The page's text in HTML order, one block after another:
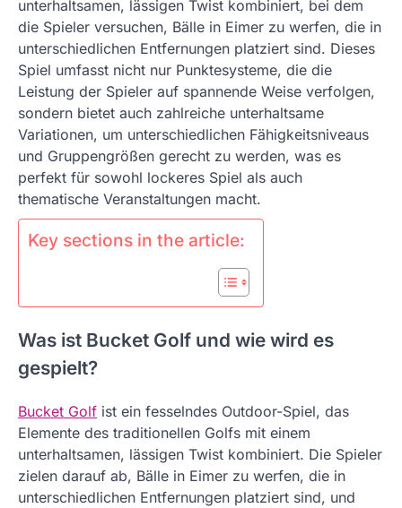
unterhaltsamen, lässigen Twist kombiniert, bei dem
die Spieler versuchen, Bälle in Eimer zu werfen, die in
unterschiedlichen Entfernungen platziert sind. Dieses
Spiel umfasst nicht nur Punktesysteme, die die
Leistung der Spieler auf spannende Weise verfolgen,
sondern bietet auch zahlreiche unterhaltsame
Variationen, um unterschiedlichen Fähigkeitsniveaus
und Gruppengrößen gerecht zu werden, was es
perfekt für sowohl lockeres Spiel als auch
thematische Veranstaltungen macht.
Key sections in the article:
Was ist Bucket Golf und wie wird es
gespielt?
Bucket Golf ist ein fesselndes Outdoor-Spiel, das
Elemente des traditionellen Golfs mit einem
unterhaltsamen, lässigen Twist kombiniert. Die Spieler
zielen darauf ab, Bälle in Eimer zu werfen, die in
unterschiedlichen Entfernungen platziert sind, und